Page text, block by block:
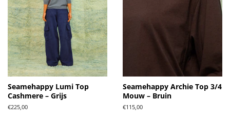
Seamehappy Lumi Top
Cashmere – Grijs
Normale
€225,00
Seamehappy Archie Top 3/4
Mouw – Bruin
Normale
€115,00